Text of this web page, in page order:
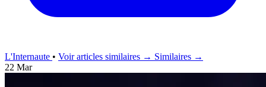
L'Internaute • Voir articles similaires → Similaires →
22 Mar